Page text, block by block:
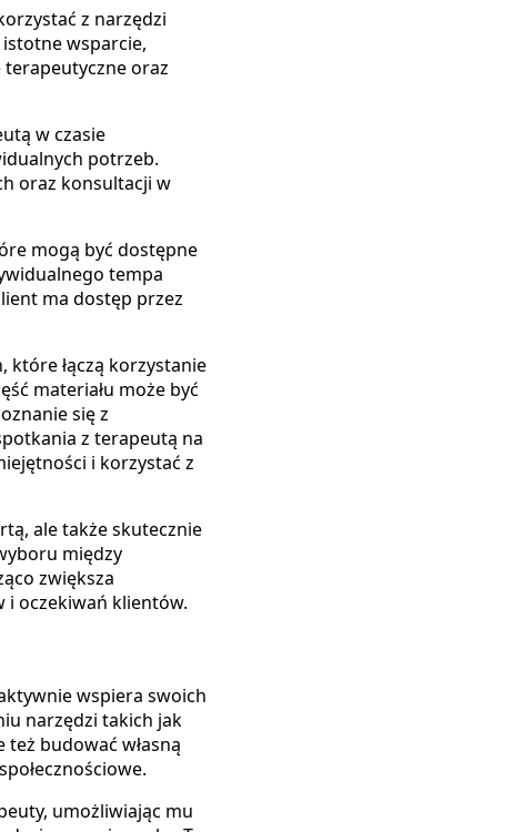
z narzędzi
wsparcie,
terapeutyczne oraz
w czasie
potrzeb.
oraz konsultacji w
mogą być dostępne
tempa
ma dostęp przez
łączą korzystanie
materiału może być
się z
z terapeutą na
i korzystać z
ale także skutecznie
między
zwiększa
i oczekiwań klientów.
wspiera swoich
narzędzi takich jak
budować własną
umożliwiając mu